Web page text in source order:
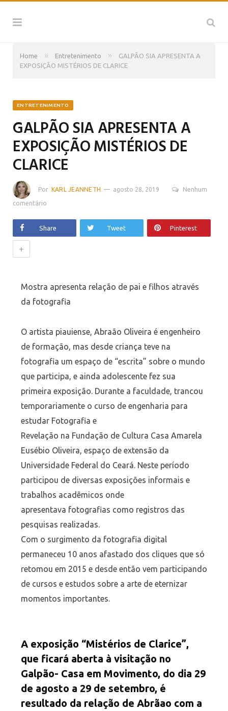
Home » Entretenimento »
GALPÃO SIA APRESENTA A
EXPOSIÇÃO MISTÉRIOS DE CLARICE
ENTRETENIMENTO
GALPÃO SIA APRESENTA A
EXPOSIÇÃO MISTÉRIOS DE
CLARICE
Por KARL JEANNETH agosto 28, 2019 Nenhum
comentário
Share Tweet Pinterest
+
Mostra apresenta relação de pai e filhos através
da fotografia
O artista piauiense, Abraão Oliveira é engenheiro
de formação, mas desde criança teve na
fotografia um espaço de “escrita” sobre o mundo
que participa, e ainda adolescente fez sua
primeira exposição. Durante a faculdade, trancou
temporariamente o curso de engenharia para
estudar Fotografia e
Revelação na Fundação de Cultura Casa Amarela
Eusébio Oliveira, espaço de extensão da
Universidade Federal do Ceará. Neste período
participou de diversas exposições informais e
trabalhos acadêmicos onde
apresentava fotografias como registros das
pesquisas realizadas.
Com o surgimento da fotografia digital
permaneceu 10 anos afastado dos cliques que só
retomou em 2015 e desde então vem participando
de cursos e estudos sobre a arte de eternizar
momentos importantes.
A exposição “Mistérios de Clarice”,
que ficará aberta à visitação no
Galpão- Casa em Movimento, do dia 29
de agosto a 29 de setembro, é
resultado da relação de Abrãao com a